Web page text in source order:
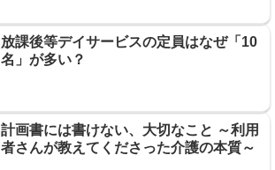
放課後等デイサービスの定員はなぜ「10
名」が多い？
計画書には書けない、大切なこと ～利用
者さんが教えてくださった介護の本質～